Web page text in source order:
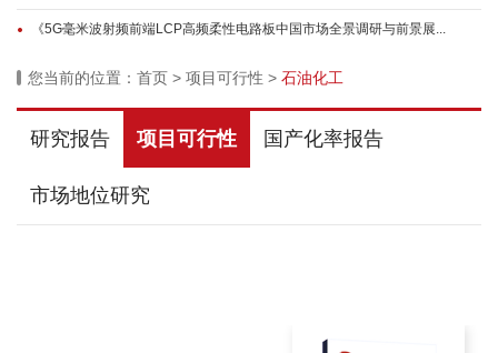
《5G毫米波射频前端LCP高频柔性电路板中国市场全景调研与前景展...
您当前的位置： 首页 > 项目可行性 > 石油化工
研究报告 项目可行性 国产化率报告
市场地位研究